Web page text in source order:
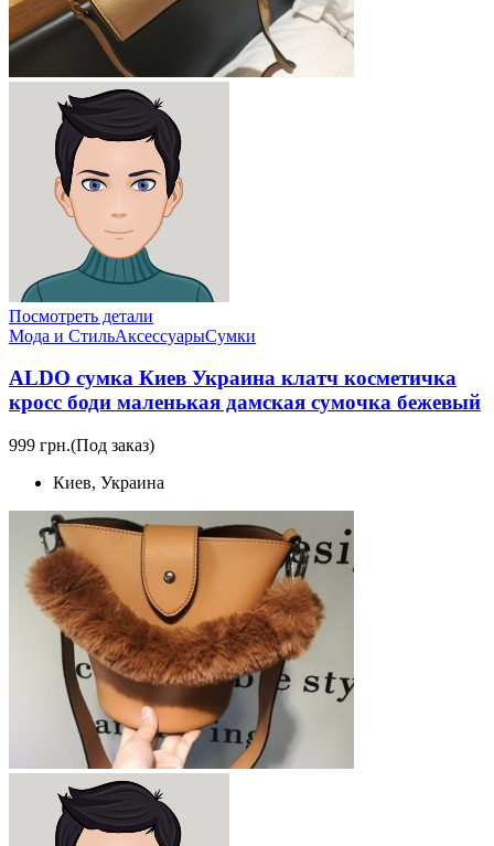
Посмотреть детали
Мода и СтильАксессуарыСумки
ALDO сумка Киев Украина клатч коcметичка
кросс боди маленькая дамская сумочка бежевый
999 грн.(Под заказ)
Киев, Украина